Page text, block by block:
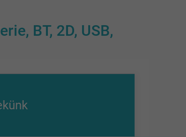
BT, 2D, USB,